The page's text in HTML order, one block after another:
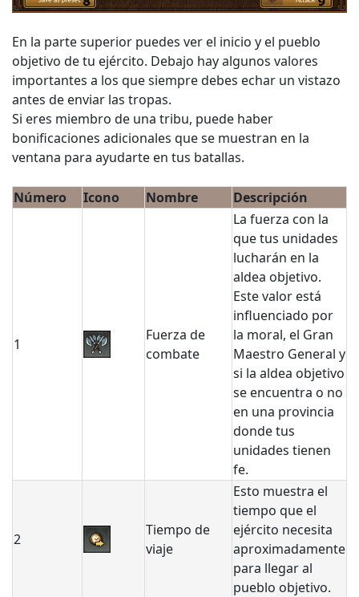
En la parte superior puedes ver el inicio y el pueblo
objetivo de tu ejército. Debajo hay algunos valores
importantes a los que siempre debes echar un vistazo
antes de enviar las tropas.
Si eres miembro de una tribu, puede haber
bonificaciones adicionales que se muestran en la
ventana para ayudarte en tus batallas.
Número Icono Nombre Descripción
1
Fuerza de
combate
La fuerza con la
que tus unidades
lucharán en la
aldea objetivo.
Este valor está
influenciado por
la moral, el Gran
Maestro General y
si la aldea objetivo
se encuentra o no
en una provincia
donde tus
unidades tienen
fe.
2
Tiempo de
viaje
Esto muestra el
tiempo que el
ejército necesita
aproximadamente
para llegar al
pueblo objetivo.